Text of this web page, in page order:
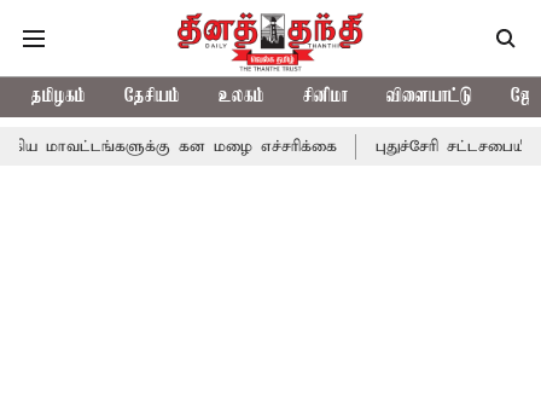
தமிழகம் தேசியம் உலகம் சினிமா விளையாட்டு
கன மழை எச்சரிக்கை புதுச்சேரி சட்டசபையில் வரும்